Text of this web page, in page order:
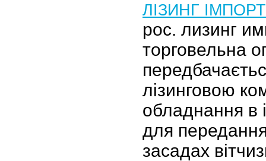
ЛІЗИНГ
рос. лизинг
торговельна
лізинговою
обладнання в
для
засадах